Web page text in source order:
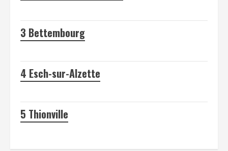
3 Bettembourg
4 Esch-sur-Alzette
5 Thionville